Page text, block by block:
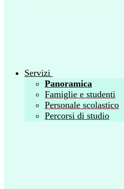
Servizi
Panoramica
Famiglie e studenti
Personale scolastico
Percorsi di studio